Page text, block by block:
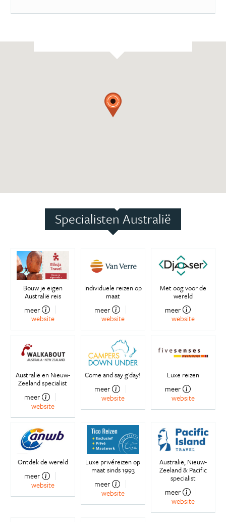
Specialisten Australië
Bouw je eigen
Australië reis
meer
website
Individuele reizen op
maat
meer
website
Met oog voor de
wereld
meer
website
Australië en Nieuw-
Zeeland specialist
meer
website
Come and say g'day!
meer
website
Luxe reizen
meer
website
Ontdek de wereld
meer
website
Luxe privéreizen op
maat sinds 1993
meer
website
Australië, Nieuw-
Zeeland & Pacific
specialist
meer
website